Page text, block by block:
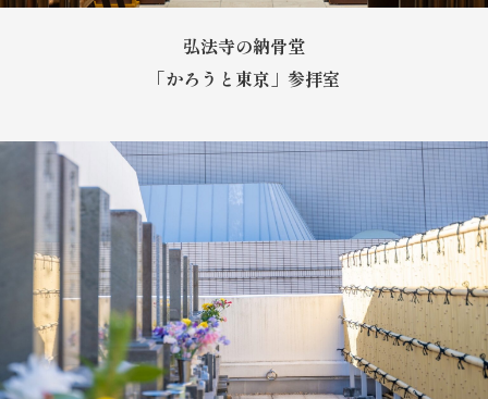
弘法寺の納骨堂
「かろうと東京」参拝室